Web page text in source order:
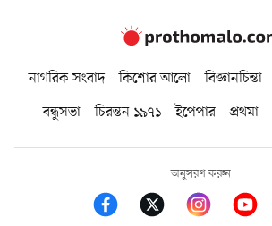
নাগরিক সংবাদ কিশোর আলো বিজ্ঞানচিন্তা
বন্ধুসভা
চিরন্তন ১৯৭১ ইপেপার প্রথমা
অনুসরণ করুন